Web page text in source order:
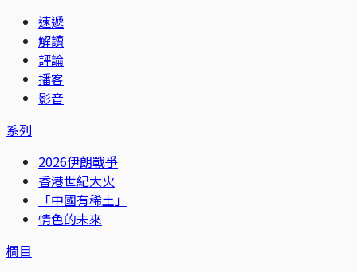
速遞
解讀
評論
播客
影音
系列
2026伊朗戰爭
香港世紀大火
「中國有稀土」
情色的未來
欄目